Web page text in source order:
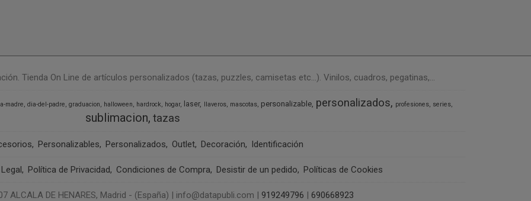
Tienda On Line de artículos personalizados (tazas, puzzles, camisetas etc...). Vinilos, cuadros, pegatinas,...
madre dia-del-padre graduacion halloween hardrock hogar laser llaveros mascotas personalizable personalizados profesiones series
sublimacion tazas
Personalizables Personalizados Outlet Decoración Identificación
Política de Privacidad Condiciones de Compra Desistir de un pedido Políticas de Cookies
ALCALA DE HENARES, Madrid - (España) | info@datapubli.com | 919249796 | 690668923